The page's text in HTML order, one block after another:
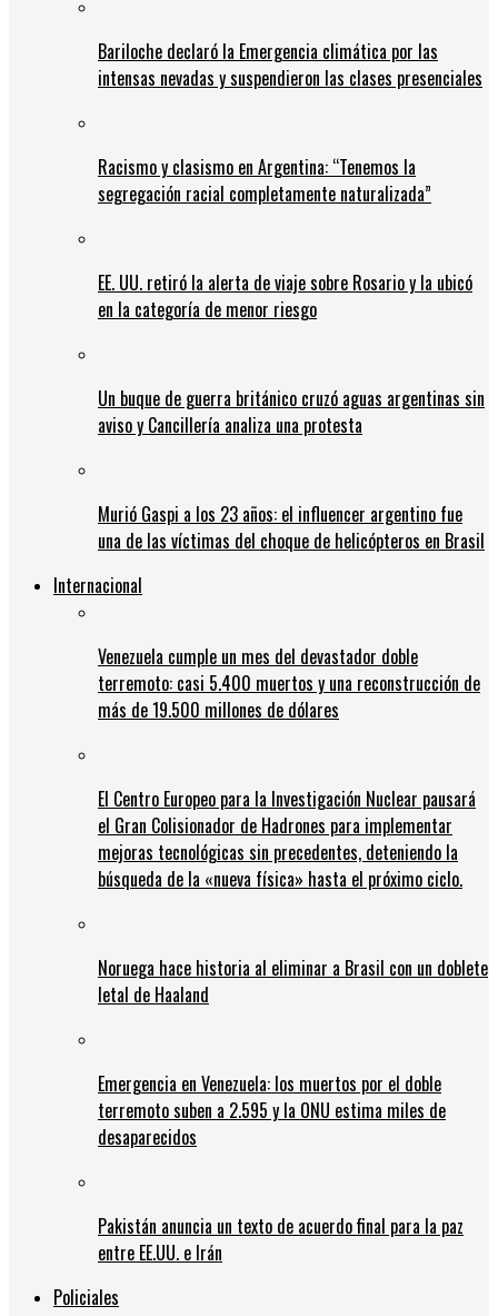
Bariloche declaró la Emergencia climática por las
intensas nevadas y suspendieron las clases presenciales
Racismo y clasismo en Argentina: “Tenemos la
segregación racial completamente naturalizada”
EE. UU. retiró la alerta de viaje sobre Rosario y la ubicó
en la categoría de menor riesgo
Un buque de guerra británico cruzó aguas argentinas sin
aviso y Cancillería analiza una protesta
Murió Gaspi a los 23 años: el influencer argentino fue
una de las víctimas del choque de helicópteros en Brasil
Internacional
Venezuela cumple un mes del devastador doble
terremoto: casi 5.400 muertos y una reconstrucción de
más de 19.500 millones de dólares
El Centro Europeo para la Investigación Nuclear pausará
el Gran Colisionador de Hadrones para implementar
mejoras tecnológicas sin precedentes, deteniendo la
búsqueda de la «nueva física» hasta el próximo ciclo.
Noruega hace historia al eliminar a Brasil con un doblete
letal de Haaland
Emergencia en Venezuela: los muertos por el doble
terremoto suben a 2.595 y la ONU estima miles de
desaparecidos
Pakistán anuncia un texto de acuerdo final para la paz
entre EE.UU. e Irán
Policiales